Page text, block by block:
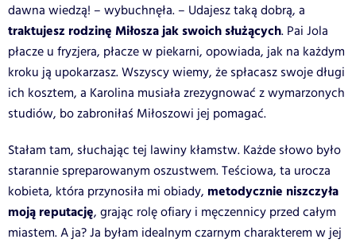
dawna wiedzą! – wybuchnęła. – Udajesz taką dobrą, a
traktujesz rodzinę Miłosza jak swoich służących. Pai Jola
płacze u fryzjera, płacze w piekarni, opowiada, jak na każdym
kroku ją upokarzasz. Wszyscy wiemy, że spłacasz swoje długi
ich kosztem, a Karolina musiała zrezygnować z wymarzonych
studiów, bo zabroniłaś Miłoszowi jej pomagać.
Stałam tam, słuchając tej lawiny kłamstw. Każde słowo było
starannie spreparowanym oszustwem. Teściowa, ta urocza
kobieta, która przynosiła mi obiady, metodycznie niszczyła
moją reputację, grając rolę ofiary i męczennicy przed całym
miastem. A ja? Ja byłam idealnym czarnym charakterem w jej